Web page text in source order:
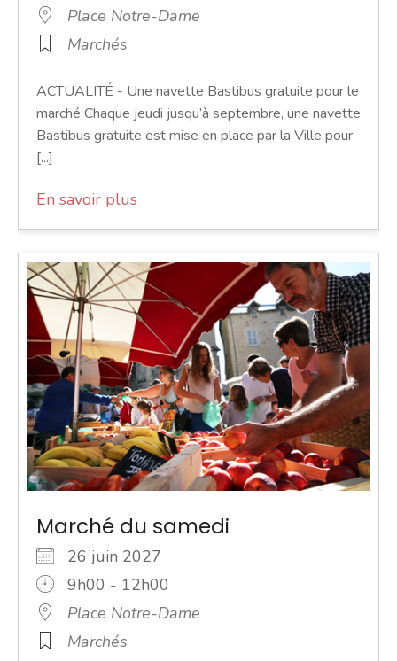
Place Notre-Dame
Marchés
ACTUALITÉ - Une navette Bastibus gratuite pour le
marché Chaque jeudi jusqu’à septembre, une navette
Bastibus gratuite est mise en place par la Ville pour
[...]
En savoir plus
Marché du samedi
26 juin 2027
9h00 - 12h00
Place Notre-Dame
Marchés